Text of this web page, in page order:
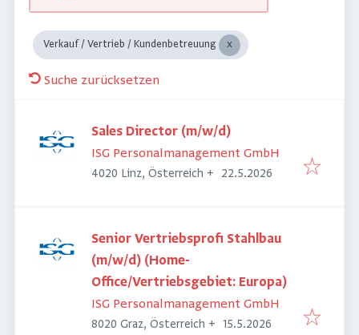
Verkauf / Vertrieb / Kundenbetreuung
Suche zurücksetzen
Sales Director (m/w/d)
ISG Personalmanagement GmbH
4020 Linz, Österreich + Veröffentlicht
22.5.2026
Senior Vertriebsprofi Stahlbau
(m/w/d) (Home-
Office/Vertriebsgebiet: Europa)
ISG Personalmanagement GmbH
8020 Graz, Österreich + Veröffentlicht
15.5.2026